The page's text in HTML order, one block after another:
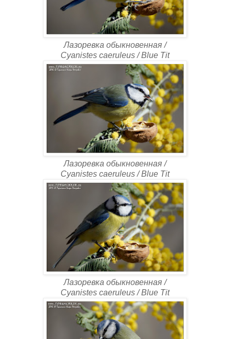
Лазоревка обыкновенная /
Cyanistes caeruleus / Blue Tit
Лазоревка обыкновенная /
Cyanistes caeruleus / Blue Tit
Лазоревка обыкновенная /
Cyanistes caeruleus / Blue Tit